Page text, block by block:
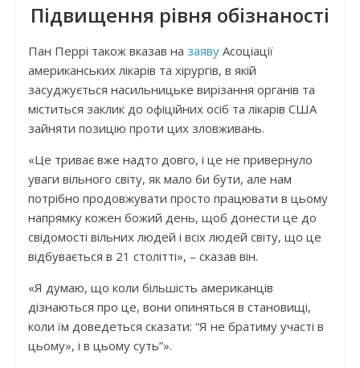
Підвищення рівня обізнаності
Пан Перрі також вказав на заявуАсоціації
американських лікарів та хірургів, в якій
засуджується насильницьке вирізання органів та
міститься заклик до офіційних осіб та лікарів США
зайняти позицію проти цих зловживань.
«Це триває вже надто довго, і це не привернуло
уваги вільного світу, як мало би бути, але нам
потрібно продовжувати просто працювати в цьому
напрямку кожен божий день, щоб донести це до
свідомості вільних людей і всіх людей світу, що це
відбувається в 21 столітті», – сказав він.
«Я думаю, що коли більшість американців
дізнаються про це, вони опиняться в становищі,
коли їм доведеться сказати: “Я не братиму участі в
цьому», і в цьому суть”».